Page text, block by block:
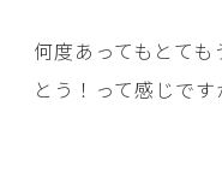
何度あってもとて
とう！って感じです